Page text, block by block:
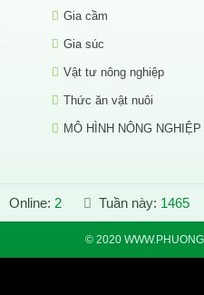
Gia cầm
Gia súc
Vật tư nông nghiệp
Thức ăn vật nuôi
MÔ HÌNH NÔNG NGHIỆP
Online: 2 Tuần này: 1465
© 2020